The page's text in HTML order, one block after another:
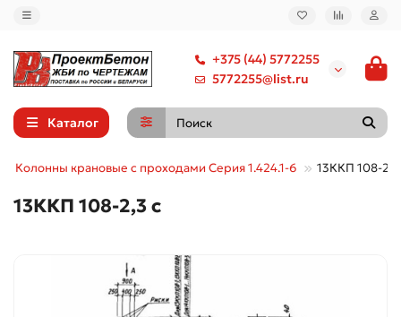
+375 (44) 5772255
5772255@list.ru
Каталог
Колонны крановые с проходами Серия 1.424.1-6 13ККП 108-2,3
13ККП 108-2,3 с